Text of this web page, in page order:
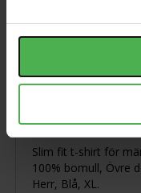
Slim fit t-shirt för
100% bomull, Övre
Herr, Blå, XL.